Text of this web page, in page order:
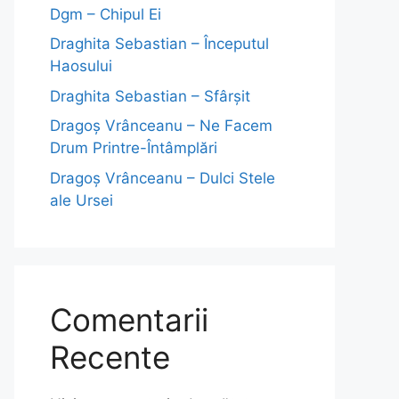
Dgm – Chipul Ei
Draghita Sebastian – Începutul
Haosului
Draghita Sebastian – Sfârșit
Dragoş Vrânceanu – Ne Facem
Drum Printre-Întâmplări
Dragoş Vrânceanu – Dulci Stele
ale Ursei
Comentarii
Recente